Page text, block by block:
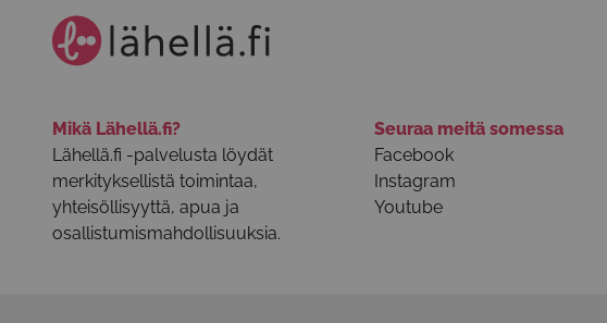
Mikä Lähellä.fi?
Lähellä.fi -palvelusta löydät
merkityksellistä toimintaa,
yhteisöllisyyttä, apua ja
osallistumismahdollisuuksia.
Seuraa meitä somessa
Facebook
Instagram
Youtube